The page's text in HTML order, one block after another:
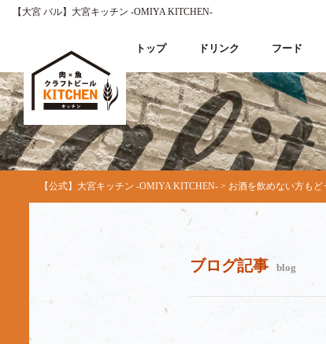
【大宮 バル】大宮キッチン ‐OMIYA KITCHEN‐
トップ ドリンク フード
【公式】大宮キッチン ‐OMIYA KITCHEN‐ > お酒を飲めない方も
ブログ記事 blog